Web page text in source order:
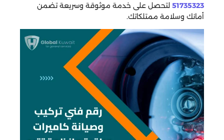
51735323 لتحصل على خدمة موثوقة وسريعة تضمن
أمانك وسلامة ممتلكاتك.